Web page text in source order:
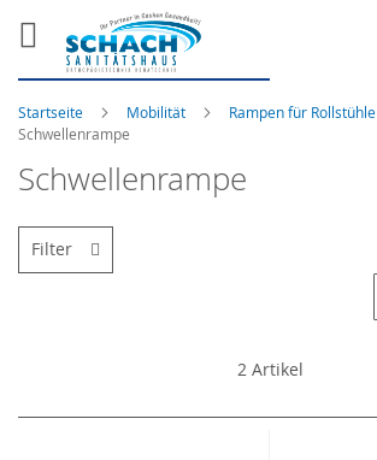
Startseite Mobilität
Rampen für Rollstühle
Schwellenrampe
Schwellenrampe
2Artikel
Filter